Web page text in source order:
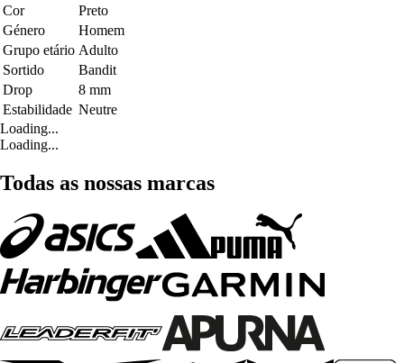
Cor
Preto
Género
Homem
Grupo etário Adulto
Sortido
Bandit
Drop
8 mm
Estabilidade Neutre
Loading...
Loading...
Todas as nossas marcas